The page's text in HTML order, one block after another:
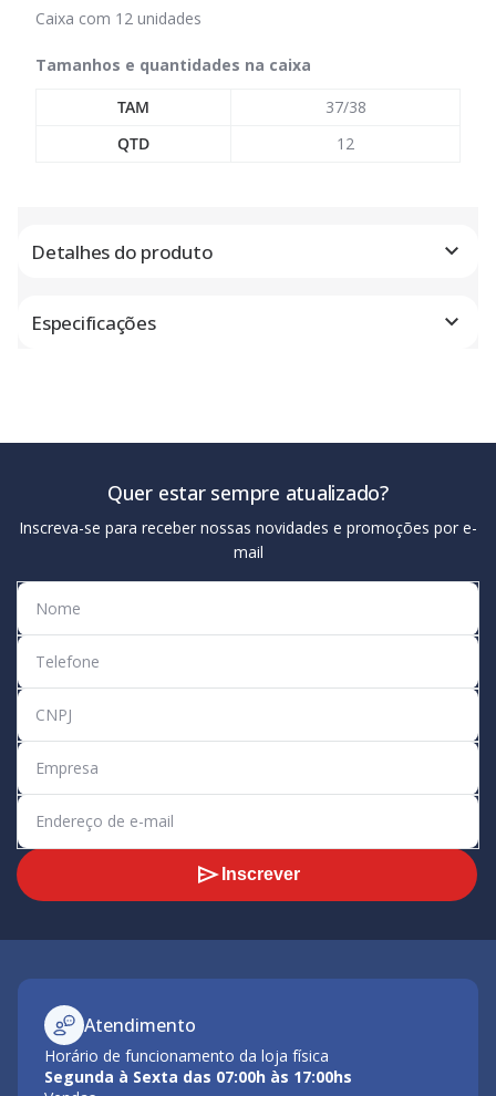
Caixa com 12 unidades
Tamanhos e quantidades na caixa
TAM
37/38
QTD
12
Detalhes do produto
Especificações
Quer estar sempre atualizado?
Inscreva-se para receber nossas novidades e promoções por e-
mail
Inscrever
Atendimento
Horário de funcionamento da loja física
Segunda à Sexta das 07:00h às 17:00hs